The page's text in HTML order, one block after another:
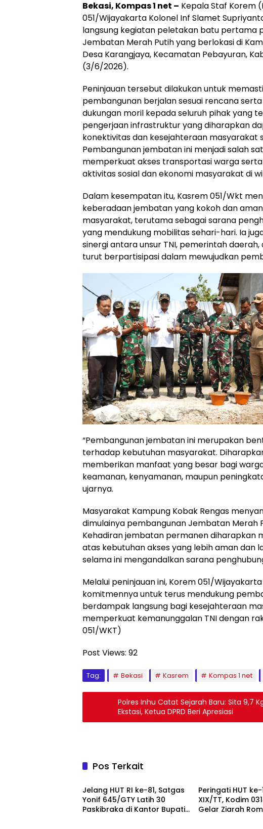
Bekasi, Kompas 1 net – Kepala Staf Korem
051/Wijayakarta Kolonel Inf Slamet Supriyanto
langsung kegiatan peletakan batu pertama
Jembatan Merah Putih yang berlokasi di
Desa Karangjaya, Kecamatan Pebayuran,
(3/6/2026).
Peninjauan tersebut dilakukan untuk
pembangunan berjalan sesuai rencana
dukungan moril kepada seluruh pihak yang
pengerjaan infrastruktur yang diharapkan
konektivitas dan kesejahteraan masyarakat
Pembangunan jembatan ini menjadi salah
memperkuat akses transportasi warga
aktivitas sosial dan ekonomi masyarakat di
Dalam kesempatan itu, Kasrem 051/Wkt
keberadaan jembatan yang kokoh dan
masyarakat, terutama sebagai sarana
yang mendukung mobilitas sehari-hari. Ia
sinergi antara unsur TNI, pemerintah
turut berpartisipasi dalam mewujudkan
“Pembangunan jembatan ini merupakan
terhadap kebutuhan masyarakat.
memberikan manfaat yang besar bagi
keamanan, kenyamanan, maupun
ujarnya.
Masyarakat Kampung Kobak Rengas
dimulainya pembangunan Jembatan Merah
Kehadiran jembatan permanen diharapkan
atas kebutuhan akses yang lebih aman dan
selama ini mengandalkan sarana
Melalui peninjauan ini, Korem 051/
komitmennya untuk terus mendukung
berdampak langsung bagi kesejahteraan
memperkuat kemanunggalan TNI dengan
051/WKT)
Post Views: 92
Tag: Bekasi Kasrem Kompas 1 net
Polres Inhu Catat Sejarah Baru: Sita 9,7
Ekstasi, Ketua DPRD Beri Apresiasi
Pos Terkait
TNI
Jelang HUT RI ke-81, Satgas
Yonif 645/GTY Latih 30
Paskibraka di Kantor Bupati
Peringati HUT
XIX/TT, Kodim
Gelar Ziarah
TNI TNI